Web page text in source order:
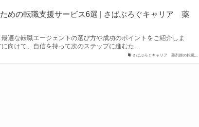
さばぶろぐキャリア 薬剤師の転職…
ための転職支援サービス6選 | さばぶろぐキャリア 薬
適な転職エージェントの選び方や成功のポイントをご紹介しま
向けて、自信を持って次のステップに進むた…